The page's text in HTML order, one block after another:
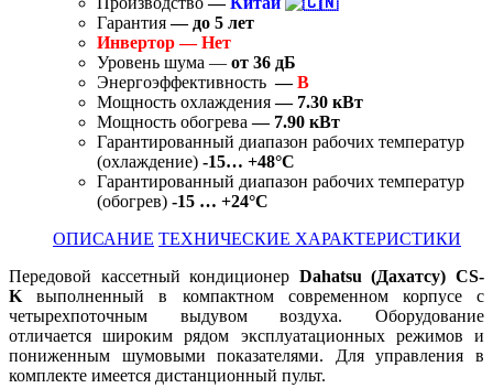
Гарантия— до 5 лет
Инвертор — Нет
Уровень шума — от 36 дБ
Энергоэффективность —B
Мощность охлаждения— 7.30 кВт
Мощность обогрева— 7.90 кВт
Гарантированный диапазон рабочих температур
(охлаждение) -15… +48°C
Гарантированный диапазон рабочих температур
(обогрев) -15 … +24°C
ОПИСАНИЕ ТЕХНИЧЕСКИЕ ХАРАКТЕРИСТИКИ
Передовой кассетный кондиционер Dahatsu (Дахатсу) CS-
K выполненный в компактном современном корпусе с
четырехпоточным выдувом воздуха. Оборудование
отличается широким рядом эксплуатационных режимов и
пониженным шумовыми показателями. Для управления в
комплекте имеется дистанционный пульт.